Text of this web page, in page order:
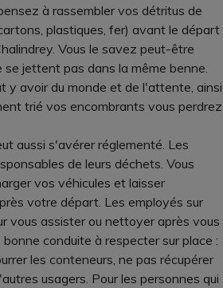
à rassembler vos détritus de
plastiques, fer) avant le départ
Vous le savez peut-être
se jettent pas dans la même benne.
y avoir du monde et de l'attente, ainsi
trié vos encombrants vous perdrez
aussi s'avérer réglementé. Les
de leurs déchets. Vous
vos véhicules et laisser
votre départ. Les employés sur
vous assister ou nettoyer après vous
conduite à respecter sur place :
les conteneurs, ne pas récupérer
usagers. Pour les personnes qui